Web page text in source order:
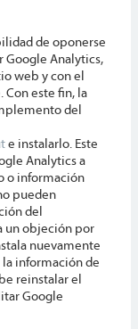
de oponerse
Google Analytics,
web y con el
Con este fin, la
del
e instalarlo. Este
Analytics a
o información
pueden
del
un objeción por
nuevamente
información de
reinstalar el
Google